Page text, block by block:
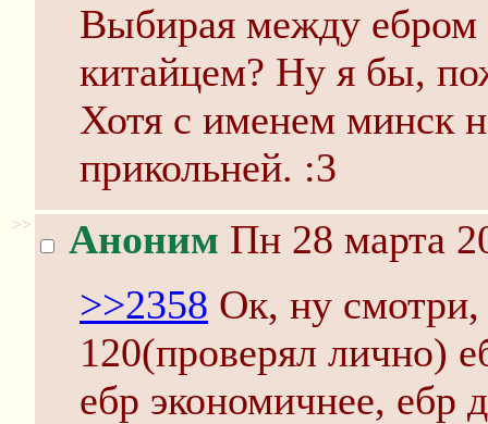
Выбирая между ебром
китайцем? Ну я бы,
Хотя с именем минск
прикольней. :3
>> Аноним Пн 28 марта
>>2358 Ок, ну смотри,
120(проверял лично)
ебр экономичнее, ебр